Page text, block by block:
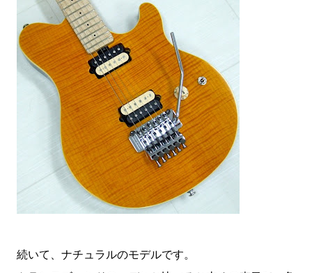
続いて、ナチュラルのモデルです。